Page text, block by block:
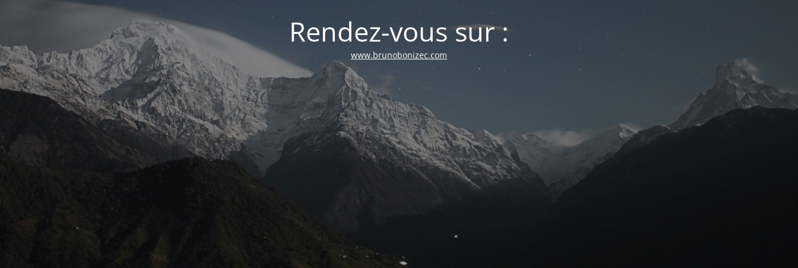
Rendez-vous sur :
www.brunobonizec.com